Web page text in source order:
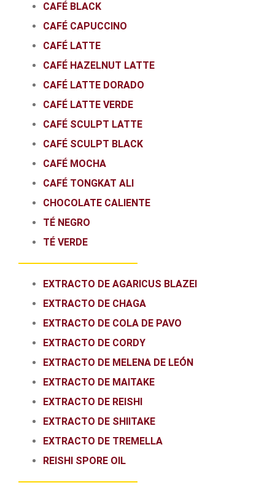
CAFÉ BLACK
CAFÉ CAPUCCINO
CAFÉ LATTE
CAFÉ HAZELNUT LATTE
CAFÉ LATTE DORADO
CAFÉ LATTE VERDE
CAFÉ SCULPT LATTE
CAFÉ SCULPT BLACK
CAFÉ MOCHA
CAFÉ TONGKAT ALI
CHOCOLATE CALIENTE
TÉ NEGRO
TÉ VERDE
EXTRACTO DE AGARICUS BLAZEI
EXTRACTO DE CHAGA
EXTRACTO DE COLA DE PAVO
EXTRACTO DE CORDY
EXTRACTO DE MELENA DE LEÓN
EXTRACTO DE MAITAKE
EXTRACTO DE REISHI
EXTRACTO DE SHIITAKE
EXTRACTO DE TREMELLA
REISHI SPORE OIL